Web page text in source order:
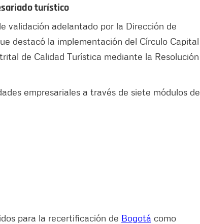
turístico
validación adelantado por la Dirección de
destacó la implementación del Círculo Capital
de Calidad Turística mediante la Resolución
empresariales a través de siete módulos de
para la recertificación de Bogotá como